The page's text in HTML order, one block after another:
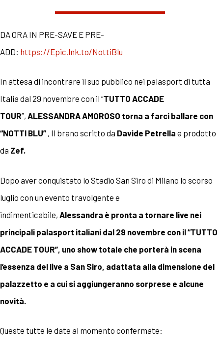
DA ORA IN PRE-SAVE E PRE-
ADD: https://Epic.lnk.to/NottiBlu
In attesa di incontrare il suo pubblico nei palasport di tutta
Italia dal 29 novembre con il “TUTTO ACCADE
TOUR”, ALESSANDRA AMOROSO torna a farci ballare con
“NOTTI BLU” , Il brano scritto da Davide Petrella e prodotto
da Zef.
Dopo aver conquistato lo Stadio San Siro di Milano lo scorso
luglio con un evento travolgente e
indimenticabile, Alessandra è pronta a tornare live nei
principali palasport italiani dal 29 novembre con il “TUTTO
ACCADE TOUR”, uno show totale che porterà in scena
l’essenza del live a San Siro, adattata alla dimensione del
palazzetto e a cui si aggiungeranno sorprese e alcune
novità.
Queste tutte le date al momento confermate: